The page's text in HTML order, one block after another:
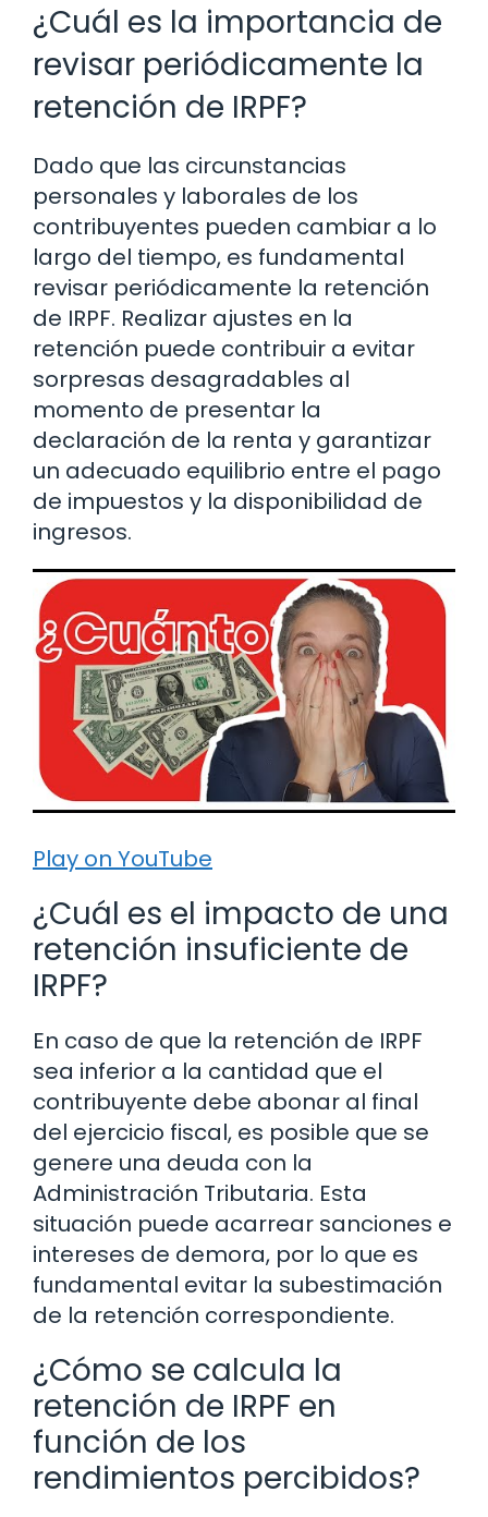
¿Cuál es la importancia de
revisar periódicamente la
retención de IRPF?
Dado que las circunstancias
personales y laborales de los
contribuyentes pueden cambiar a lo
largo del tiempo, es fundamental
revisar periódicamente la retención
de IRPF. Realizar ajustes en la
retención puede contribuir a evitar
sorpresas desagradables al
momento de presentar la
declaración de la renta y garantizar
un adecuado equilibrio entre el pago
de impuestos y la disponibilidad de
ingresos.
Play on YouTube
¿Cuál es el impacto de una
retención insuficiente de
IRPF?
En caso de que la retención de IRPF
sea inferior a la cantidad que el
contribuyente debe abonar al final
del ejercicio fiscal, es posible que se
genere una deuda con la
Administración Tributaria. Esta
situación puede acarrear sanciones e
intereses de demora, por lo que es
fundamental evitar la subestimación
de la retención correspondiente.
¿Cómo se calcula la
retención de IRPF en
función de los
rendimientos percibidos?